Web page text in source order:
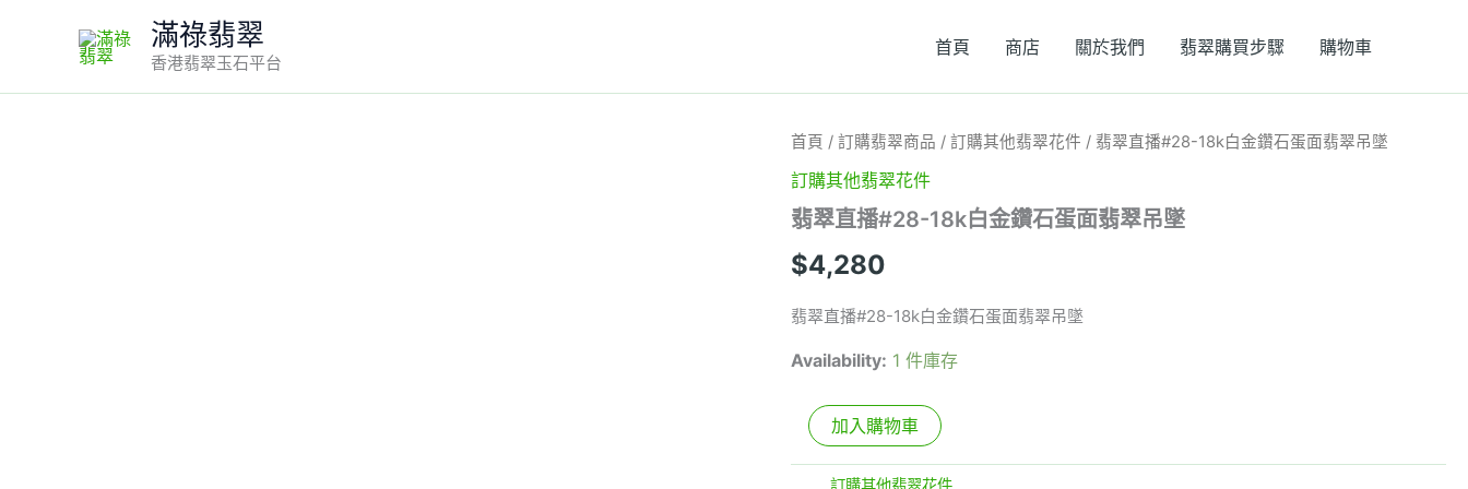
滿祿翡翠
香港翡翠玉石平台
首頁 商店 關於我們 翡翠購買步驟 購物車
首頁 /訂購翡翠商品 /訂購其他翡翠花件 / 翡翠直播#28-18k白金鑽石蛋面翡翠吊墜
訂購其他翡翠花件
翡翠直播#28-18k白金鑽石蛋面翡翠吊墜
$4,280
翡翠直播#28-18k白金鑽石蛋面翡翠吊墜
Availability: 1 件庫存
翡
直
播
#28-
白
鑽
蛋
墜
加入購物車
分類:訂購其他翡翠花件